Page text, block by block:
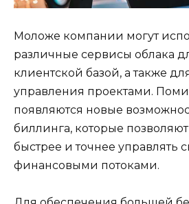
Моложе компании могут
различные сервисы облака
клиентской базой, а также
управления проектами.
появляются новые
биллинга, которые
быстрее и точнее управлять
финансовыми потоками.